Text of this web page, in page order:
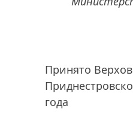
Принято
года